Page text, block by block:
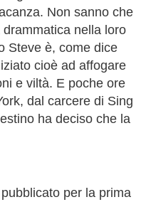
Non sanno che
nella loro
Steve è, come dice
cioè ad affogare
e viltà. E poche ore
dal carcere di Sing
ha deciso che la
per la prima